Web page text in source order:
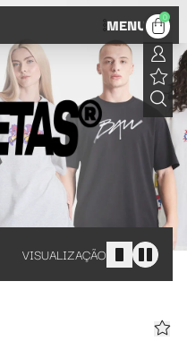
MENU 0
é só básico
VISUALIZAÇÃO